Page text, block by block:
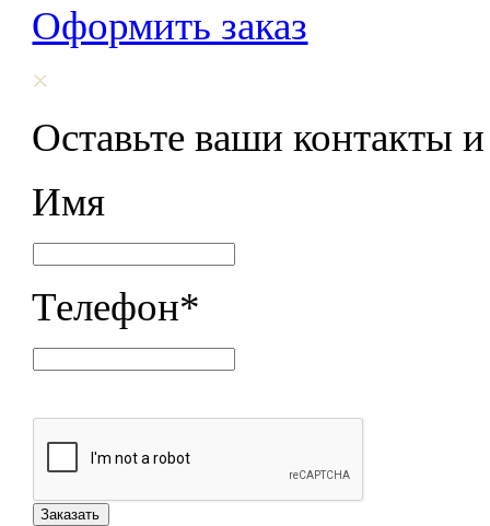
Оформить заказ
Оставьте ваши контакты
Имя
Телефон*